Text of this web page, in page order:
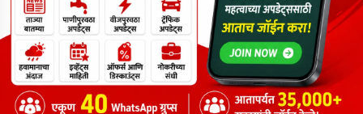
वाचकांना विनम्र सूचना
Nashik Calling - Nashik News in MarathiCopyright © 2026.Copyrights